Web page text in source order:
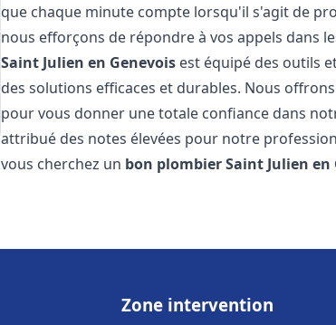
que chaque minute compte lorsqu'il s'agit de
nous efforçons de répondre à vos appels dans
Saint Julien en Genevois est équipé des outils
des solutions efficaces et durables. Nous
pour vous donner une totale confiance dans
attribué des notes élevées pour notre
vous cherchez un bon plombierSaint Julien en
Zone intervention